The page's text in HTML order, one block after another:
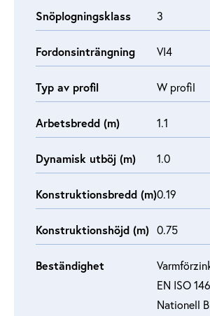
Snöplogningsklass 3
Fordonsinträngning VI4
Typ av profil W profil
Arbetsbredd (m) 1.1
Dynamisk utböj (m) 1.0
Konstruktionsbredd (m)0.19
Konstruktionshöjd (m) 0.75
Beständighet
EN ISO
Nationell